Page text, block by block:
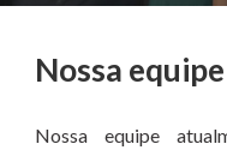
Nossa equipe
Nossa equipe